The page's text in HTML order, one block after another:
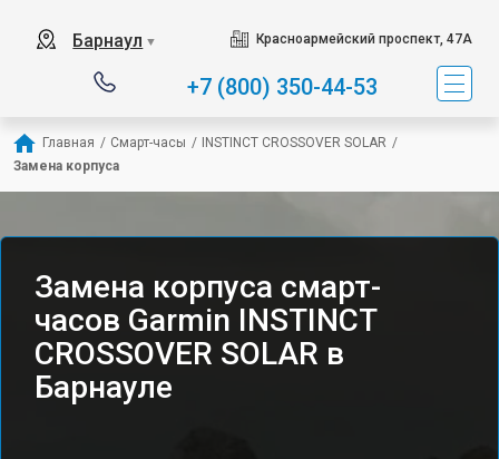
Барнаул ▼ Красноармейский проспект, 47А
+7 (800) 350-44-53
Главная / Смарт-часы / INSTINCT CROSSOVER SOLAR /
Замена корпуса
Замена корпуса смарт-
часов Garmin INSTINCT
CROSSOVER SOLAR в
Барнауле